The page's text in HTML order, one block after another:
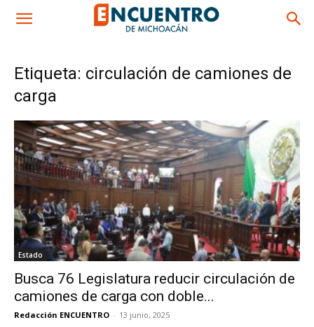
Etiqueta: circulación de camiones de
carga
Estado
Busca 76 Legislatura reducir circulación de
camiones de carga con doble...
Redacción ENCUENTRO - 13 junio, 2025